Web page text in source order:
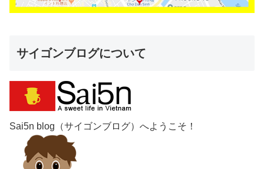
サイゴンブログについて
Sai5n blog（サイゴンブログ）へようこそ！